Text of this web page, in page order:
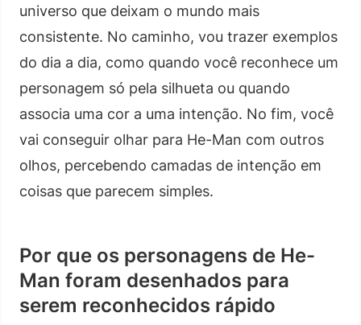
universo que deixam o mundo mais
consistente. No caminho, vou trazer exemplos
do dia a dia, como quando você reconhece um
personagem só pela silhueta ou quando
associa uma cor a uma intenção. No fim, você
vai conseguir olhar para He-Man com outros
olhos, percebendo camadas de intenção em
coisas que parecem simples.
Por que os personagens de He-
Man foram desenhados para
serem reconhecidos rápido